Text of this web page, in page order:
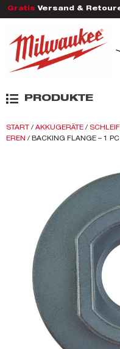
Gratis Versand &
PRODUKTE
START / AKKUGERÄTE /
EREN / BACKING FLANGE – 1 PC